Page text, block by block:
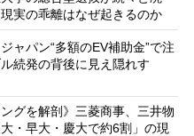
実の乖離はなぜ起きるのか
ャパン“多額のEV補助金”で注
続発の背後に見え隠れす
グを解剖》三菱商事、三井物
・早大・慶大で約6割」の現